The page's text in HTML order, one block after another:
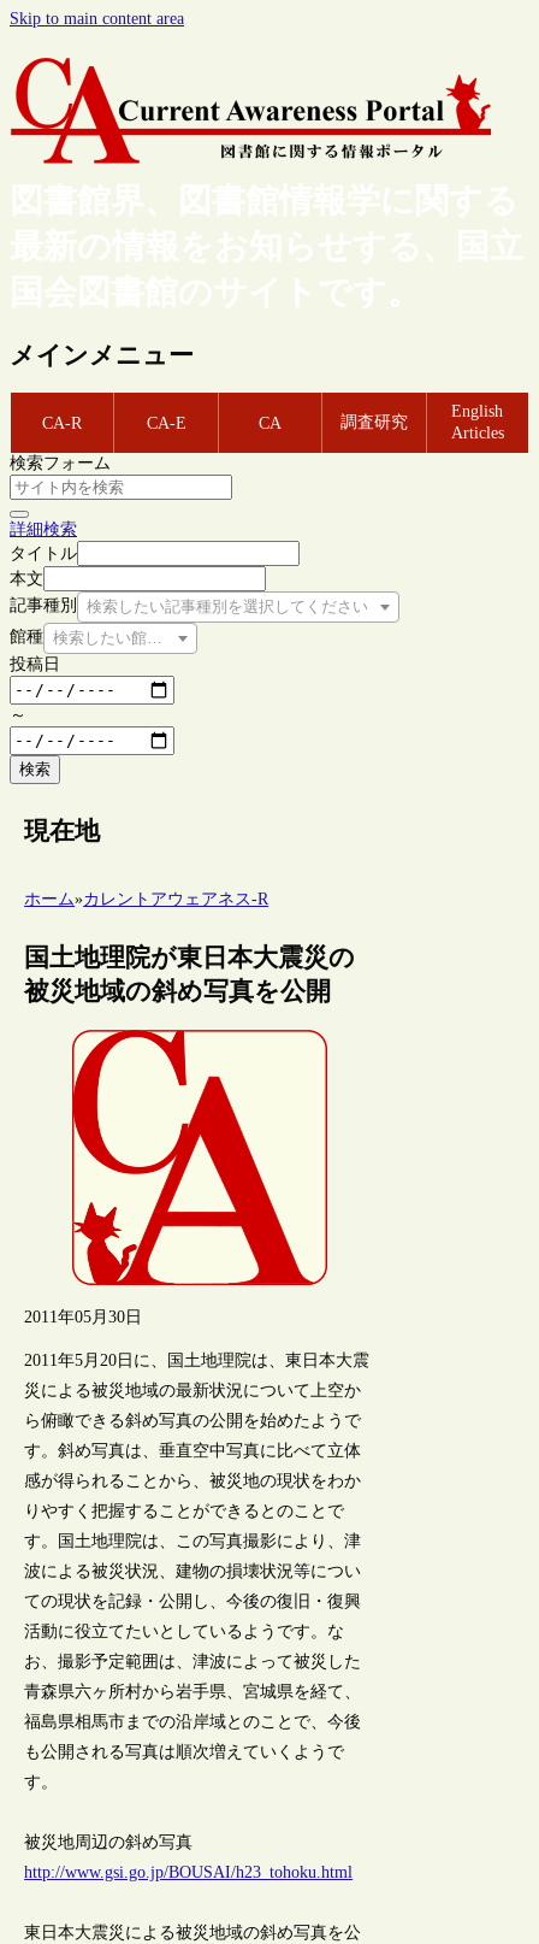
Skip to main content area
図書館界、図書館情報学に関する
最新の情報をお知らせする、国立
国会図書館のサイトです。
メインメニュー
CA-R CA-E CA 調査研究
English
Articles
検索フォーム
詳細検索
タイトル
本文
記事種別
検索したい記事種別を選択してください
館種 検索したい館種を選択してください
投稿日
～
検索
現在地
ホーム»カレントアウェアネス-R
国土地理院が東日本大震災の
被災地域の斜め写真を公開
2011年05月30日
2011年5月20日に、国土地理院は、東日本大震
災による被災地域の最新状況について上空か
ら俯瞰できる斜め写真の公開を始めたようで
す。斜め写真は、垂直空中写真に比べて立体
感が得られることから、被災地の現状をわか
りやすく把握することができるとのことで
す。国土地理院は、この写真撮影により、津
波による被災状況、建物の損壊状況等につい
ての現状を記録・公開し、今後の復旧・復興
活動に役立てたいとしているようです。な
お、撮影予定範囲は、津波によって被災した
青森県六ヶ所村から岩手県、宮城県を経て、
福島県相馬市までの沿岸域とのことで、今後
も公開される写真は順次増えていくようで
す。
被災地周辺の斜め写真
http://www.gsi.go.jp/BOUSAI/h23_tohoku.html
東日本大震災による被災地域の斜め写真を公